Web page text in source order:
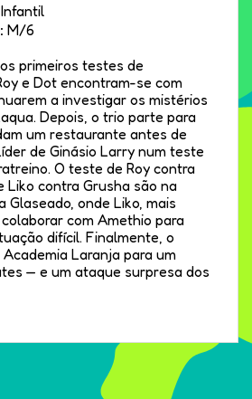
M/6
primeiros testes de
e Dot encontram-se com
a investigar os mistérios
Depois, o trio parte para
um restaurante antes de
de Ginásio Larry num teste
O teste de Roy contra
Liko contra Grusha são na
Glaseado, onde Liko, mais
com Amethio para
difícil. Finalmente, o
Laranja para um
— e um ataque surpresa dos